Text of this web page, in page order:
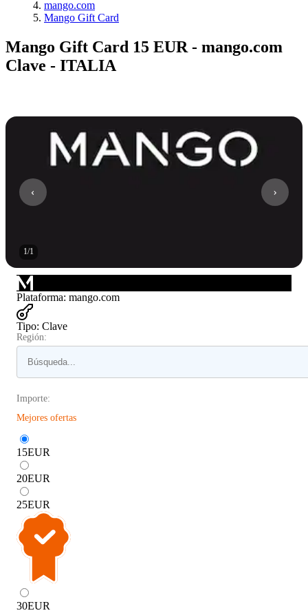
mango.com
Mango Gift Card
Mango Gift Card 15 EUR - mango.com
Clave - ITALIA
1/1
Plataforma: mango.com
Tipo: Clave
Región:
Importe:
Mejores ofertas
15EUR
20EUR
25EUR
30EUR